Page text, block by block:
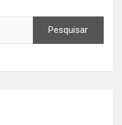
Pesquisar